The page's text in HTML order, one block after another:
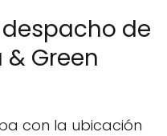
de
Green
con la ubicación